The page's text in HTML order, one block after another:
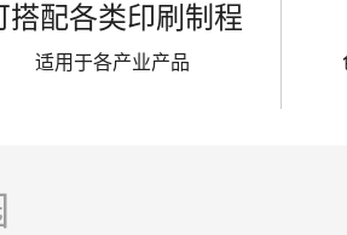
搭配各类印刷制程
适用于各产业产品